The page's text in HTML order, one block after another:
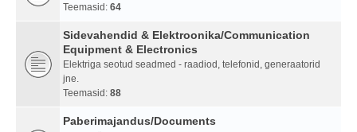
Teemasid: 64
Sidevahendid & Elektroonika/Communication
Equipment & Electronics
Elektriga seotud seadmed - raadiod, telefonid, generaatorid
jne.
Teemasid: 88
Paberimajandus/Documents